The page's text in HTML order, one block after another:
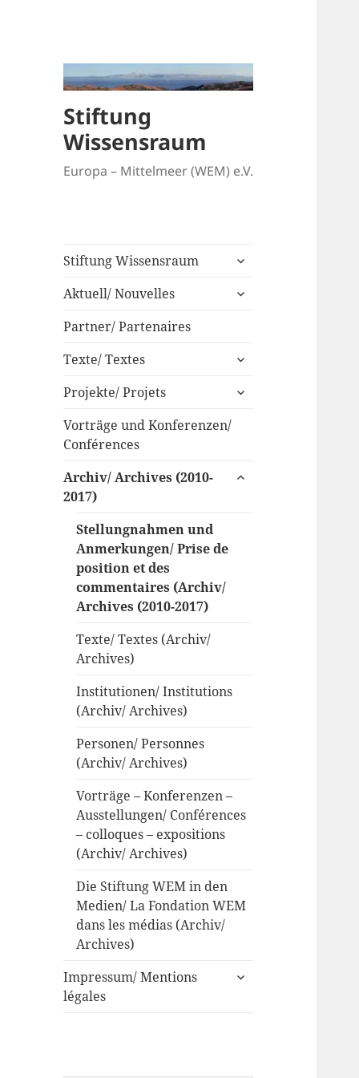
Stiftung
Wissensraum
Europa – Mittelmeer (WEM) e.V.
Stiftung Wissensraum
untermenü
Aktuell/ Nouvelles
untermenü
Partner/ Partenaires
Texte/ Textes
untermenü
Projekte/ Projets
untermenü
Vorträge und Konferenzen/
Conférences
Archiv/ Archives (2010-
2017)
untermenü
Stellungnahmen und
Anmerkungen/ Prise de
position et des
commentaires (Archiv/
Archives (2010-2017)
Texte/ Textes (Archiv/
Archives)
Institutionen/ Institutions
(Archiv/ Archives)
Personen/ Personnes
(Archiv/ Archives)
Vorträge – Konferenzen –
Ausstellungen/ Conférences
– colloques – expositions
(Archiv/ Archives)
Die Stiftung WEM in den
Medien/ La Fondation WEM
dans les médias (Archiv/
Archives)
Impressum/ Mentions
légales
untermenü